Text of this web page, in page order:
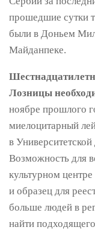
прошедшие сутки
были в Доньем
Майданпеке.
Лозницы
ноябре прошлого
миелоцитарный
в
Возможность для
культурном
и образец для
больше людей в
найти